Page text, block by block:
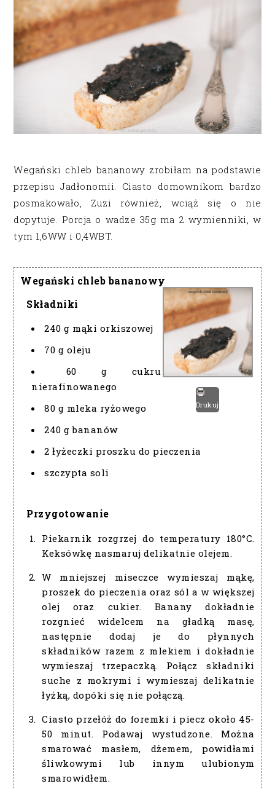
Wegański chleb bananowy zrobiłam na podstawie
przepisu Jadłonomii. Ciasto domownikom bardzo
posmakowało, Zuzi również, wciąż się o nie
dopytuje. Porcja o wadze 35g ma 2 wymienniki, w
tym 1,6WW i 0,4WBT.
Wegański chleb bananowy
Drukuj
Składniki
240 g mąki orkiszowej
70 g oleju
60 g cukru
nierafinowanego
80 g mleka ryżowego
240 g bananów
2 łyżeczki proszku do pieczenia
szczypta soli
Przygotowanie
Piekarnik rozgrzej do temperatury 180°C.
Keksówkę nasmaruj delikatnie olejem.
W mniejszej miseczce wymieszaj mąkę,
proszek do pieczenia oraz sól a w większej
olej oraz cukier. Banany dokładnie
rozgnieć widelcem na gładką masę,
następnie dodaj je do płynnych
składników razem z mlekiem i dokładnie
wymieszaj trzepaczką. Połącz składniki
suche z mokrymi i wymieszaj delikatnie
łyżką, dopóki się nie połączą.
Ciasto przełóż do foremki i piecz około 45-
50 minut. Podawaj wystudzone. Można
smarować masłem, dżemem, powidłami
śliwkowymi lub innym ulubionym
smarowidłem.